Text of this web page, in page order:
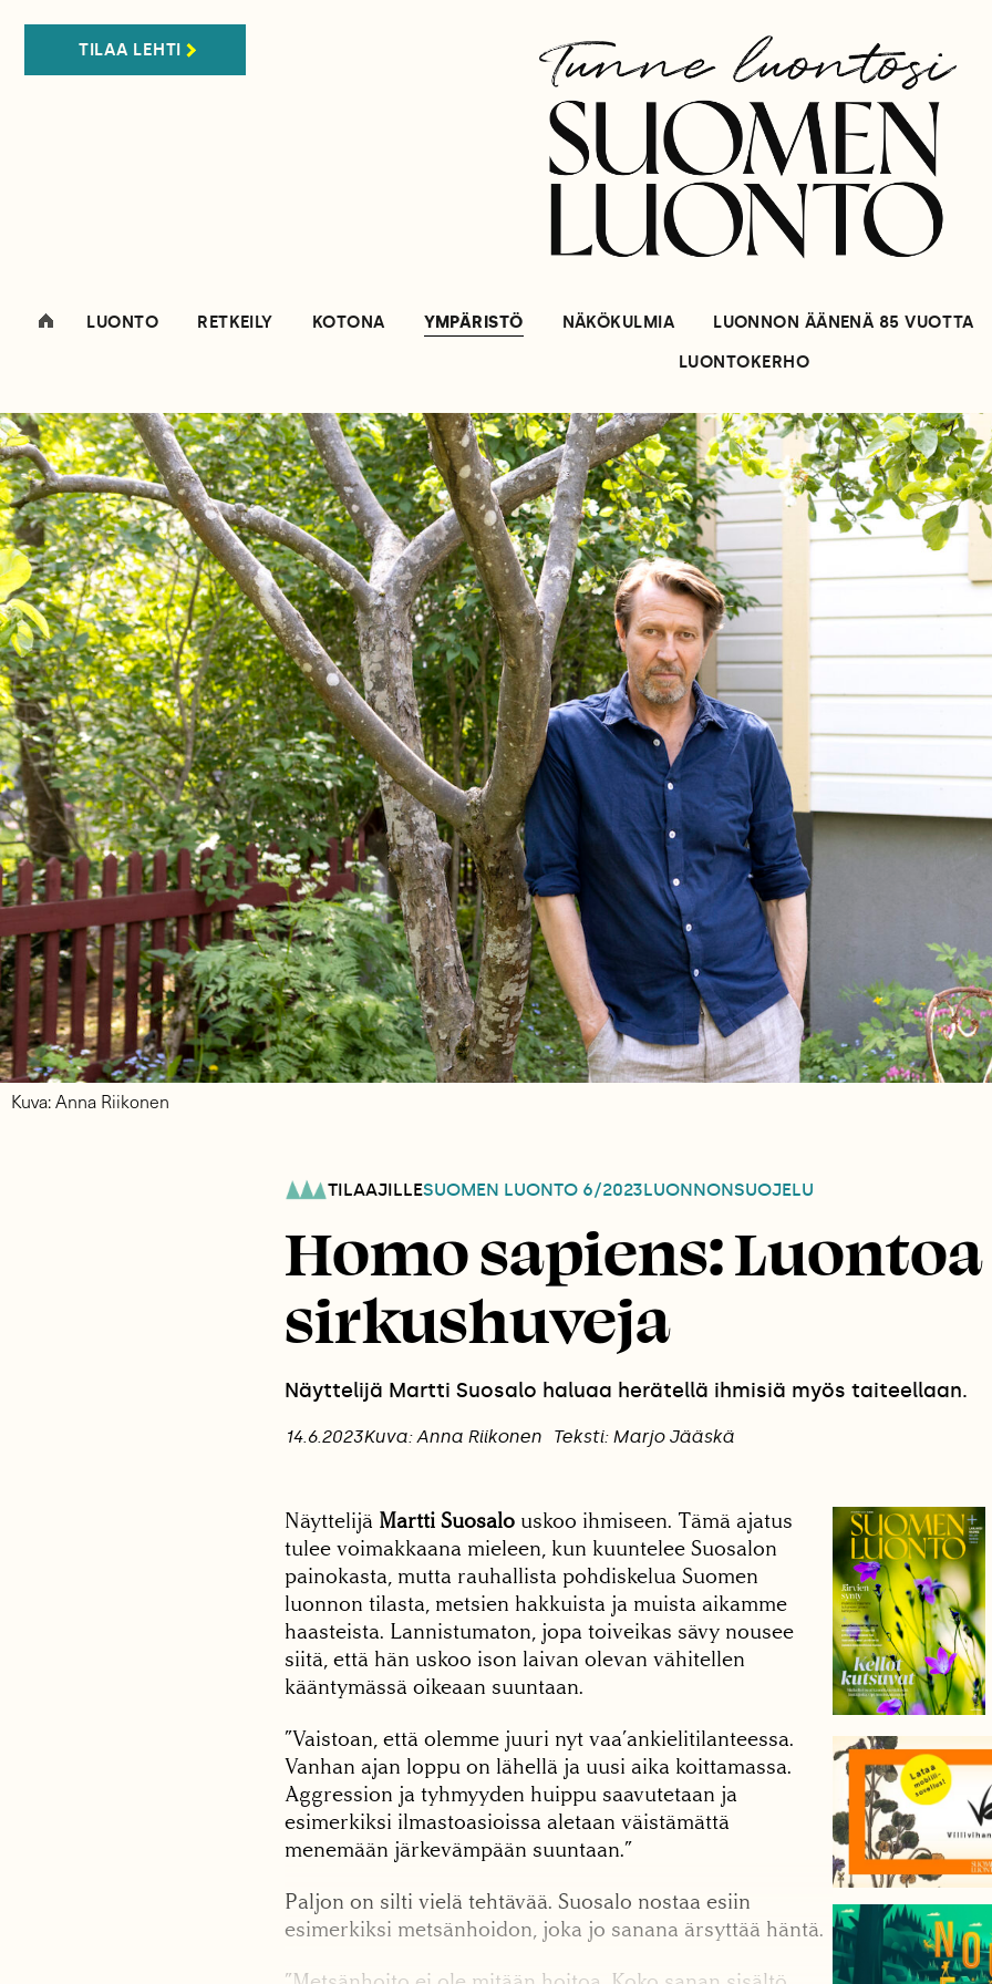
TILAA LEHTI
LUONTO RETKEILY KOTONA YMPÄRISTÖ NÄKÖKULMIA
LUONNON ÄÄNENÄ 85 VUOTTA
LUONTOKERHO
Kuva: Anna Riikonen
TILAAJILLESUOMEN LUONTO 6/2023LUONNONSUOJELU
Homo sapiens:
sirkushuveja
Näyttelijä Martti Suosalo haluaa herätellä ihmisiä myös taiteellaan.
14.6.2023Kuva: Anna Riikonen Teksti: Marjo Jääskä
Näyttelijä Martti Suosalo uskoo ihmiseen. Tämä ajatus
tulee voimakkaana mieleen, kun kuuntelee Suosalon
painokasta, mutta rauhallista pohdiskelua Suomen
luonnon tilasta, metsien hakkuista ja muista aikamme
haasteista. Lannistumaton, jopa toiveikas sävy nousee
siitä, että hän uskoo ison laivan olevan vähitellen
kääntymässä oikeaan suuntaan.
”Vaistoan, että olemme juuri nyt vaa’ankielitilanteessa.
Vanhan ajan loppu on lähellä ja uusi aika koittamassa.
Aggression ja tyhmyyden huippu saavutetaan ja
esimerkiksi ilmastoasioissa aletaan väistämättä
menemään järkevämpään suuntaan.”
Paljon on silti vielä tehtävää. Suosalo nostaa esiin
esimerkiksi metsänhoidon, joka jo sanana ärsyttää häntä.